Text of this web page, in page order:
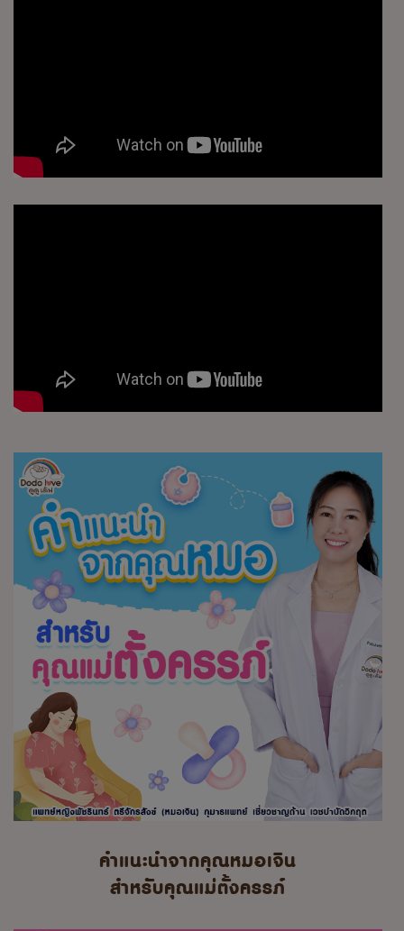
คำแนะนำจากคุณหมอเจิน
สำหรับคุณแม่ตั้งครรภ์